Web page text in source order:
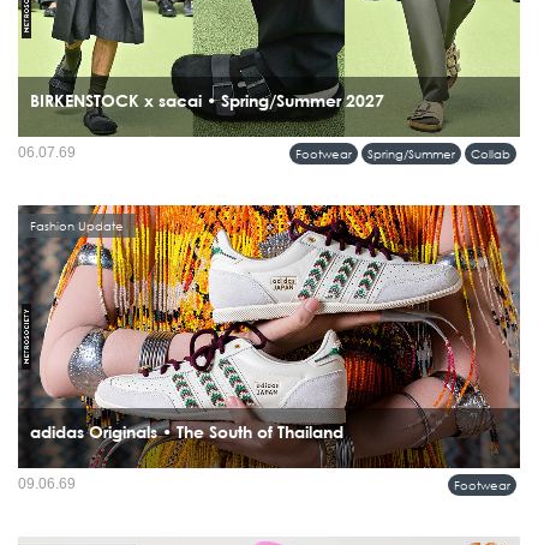
BIRKENSTOCK x sacai • Spring/Summer 2027
เปิดตัวความร่วมมือครั้งแรกบนรันเวย์ sacai Men’s Spring & Summer 2027
Collection กับคอลเลคชั่นที่นำรองเท้าระดับไอคอนของ BIRKENSTOCK มารื้อสร้าง
Footwear Spring/Summer Collab
06.07.69
adidas Originals • The South of Thailand
ภาคใต้ของประเทศไทยกำลังกลายเป็นแรงบันดาลใจบทใหม่ในโลกแฟชั่น เมื่อ adidas
Fashion Update
Footwear
09.06.69